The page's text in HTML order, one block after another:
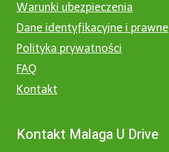
Warunki ubezpieczenia
Dane identyfikacyjne i prawne
Polityka prywatności
FAQ
Kontakt
Kontakt Malaga U Drive